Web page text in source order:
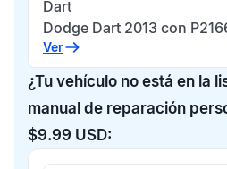
Dart
Dodge Dart 2013 con
Ver
¿Tu vehículo no está en la
manual de reparación
$9.99 USD: